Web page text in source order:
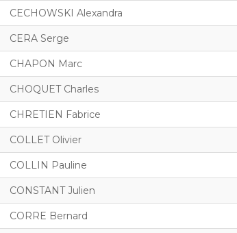
CECHOWSKI Alexandra
CERA Serge
CHAPON Marc
CHOQUET Charles
CHRETIEN Fabrice
COLLET Olivier
COLLIN Pauline
CONSTANT Julien
CORRE Bernard